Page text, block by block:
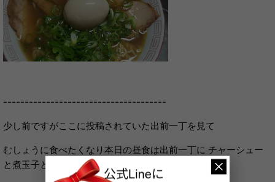
--------------------------------------
少し前ですがここに投稿されていた出前一丁を見て
むしょうに食べたくなり本日の昼食は出前一丁に チャーシュー
と煮玉子とネギ